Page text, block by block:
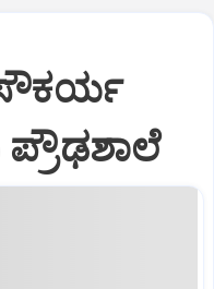
ಪ್ರೌಢಶಾಲೆ